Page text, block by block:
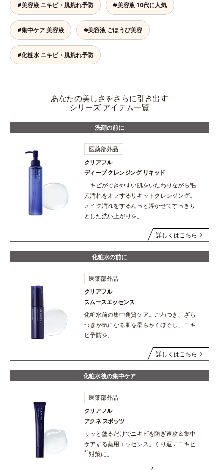
#美容液 ニキビ・肌荒れ予防 #美容液 10代に人気
#集中ケア 美容液 #美容液 ごほうび美容
#化粧水 ニキビ・肌荒れ予防
あなたの美しさをさらに引き出す
シリーズ アイテム一覧
洗顔の前に
医薬部外品
クリアフル
ディープクレンジング リキッド
ニキビができやすい肌をいたわりながら毛
穴汚れをオフするリキッドクレンジング。
メイク汚れをするんっと浮かせてすっきり
とした洗い上がりを。
詳しくはこちら
化粧水の前に
医薬部外品
クリアフル
スムースエッセンス
化粧水前の集中角質ケア。ごわつき、ざら
つきが気になる肌を柔らかくほぐし、ニキ
ビ予防を。
詳しくはこちら
化粧水後の集中ケア
医薬部外品
クリアフル
アクネ スポッツ
サッと塗るだけでニキビを防ぎ速攻＆集中
ケアする薬用エッセンス。くり返すニキビ
*1対策に。